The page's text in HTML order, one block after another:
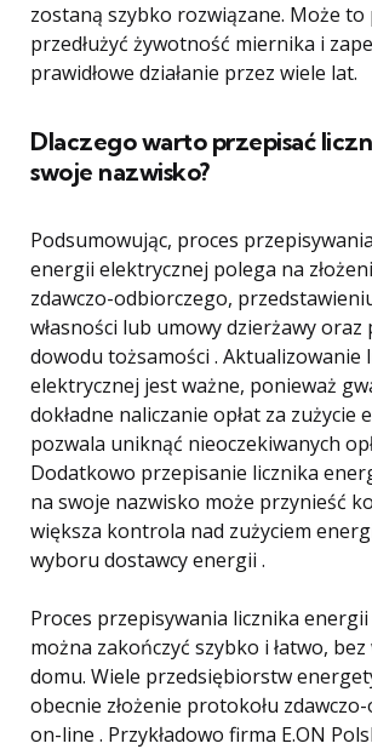
zostaną szybko rozwiązane. Może to
przedłużyć żywotność miernika i
prawidłowe działanie przez wiele lat.
Dlaczego warto przepisać
swoje nazwisko?
Podsumowując, proces
energii elektrycznej polega na
zdawczo-odbiorczego,
własności lub umowy dzierżawy
dowodu tożsamości . Aktualizowanie
elektrycznej jest ważne, ponieważ
dokładne naliczanie opłat za zużycie
pozwala uniknąć nieoczekiwanych
Dodatkowo przepisanie licznika
na swoje nazwisko może przynieść
większa kontrola nad zużyciem
wyboru dostawcy energii .
Proces przepisywania licznika
można zakończyć szybko i łatwo,
domu. Wiele przedsiębiorstw
obecnie złożenie protokołu
on-line . Przykładowo firma E.ON